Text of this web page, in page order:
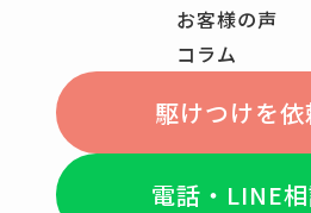
お客様の声
コラム
駆けつけを依
電話・LINE